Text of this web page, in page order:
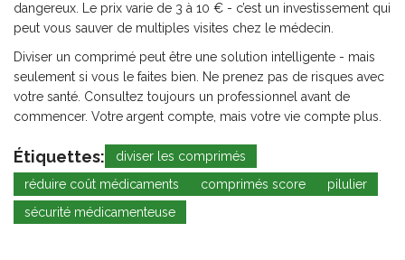
dangereux. Le prix varie de 3 à 10 € - c’est un investissement qui
peut vous sauver de multiples visites chez le médecin.
Diviser un comprimé peut être une solution intelligente - mais
seulement si vous le faites bien. Ne prenez pas de risques avec
votre santé. Consultez toujours un professionnel avant de
commencer. Votre argent compte, mais votre vie compte plus.
Étiquettes:
diviser les comprimés
réduire coût médicaments
comprimés score
pilulier
sécurité médicamenteuse